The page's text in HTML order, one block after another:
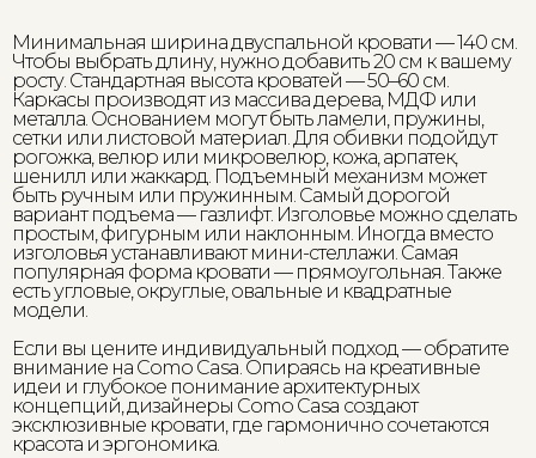
Минимальная ширина двуспальной кровати — 140 см.
Чтобы выбрать длину, нужно добавить 20 см к вашему
росту. Стандартная высота кроватей — 50–60 см.
Каркасы производят из массива дерева, МДФ или
металла. Основанием могут быть ламели, пружины,
сетки или листовой материал. Для обивки подойдут
рогожка, велюр или микровелюр, кожа, арпатек,
шенилл или жаккард. Подъемный механизм может
быть ручным или пружинным. Самый дорогой
вариант подъема — газлифт. Изголовье можно сделать
простым, фигурным или наклонным. Иногда вместо
изголовья устанавливают мини-стеллажи. Самая
популярная форма кровати — прямоугольная. Также
есть угловые, округлые, овальные и квадратные
модели.
Если вы цените индивидуальный подход — обратите
внимание на Como Casa. Опираясь на креативные
идеи и глубокое понимание архитектурных
концепций, дизайнеры Como Casa создают
эксклюзивные кровати, где гармонично сочетаются
красота и эргономика.